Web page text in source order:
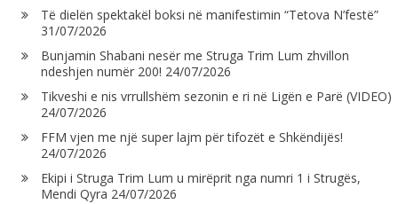
Të dielën spektakël boksi në manifestimin “Tetova N’festë”
31/07/2026
Bunjamin Shabani nesër me Struga Trim Lum zhvillon
ndeshjen numër 200! 24/07/2026
Tikveshi e nis vrrullshëm sezonin e ri në Ligën e Parë (VIDEO)
24/07/2026
FFM vjen me një super lajm për tifozët e Shkëndijës!
24/07/2026
Ekipi i Struga Trim Lum u mirëprit nga numri 1 i Strugës,
Mendi Qyra 24/07/2026